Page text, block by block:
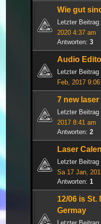
Wie gut
Letzter Beitrag
2020 4:37 am
Antworten: 3
Audio
Letzter Beitrag
Feb, 2017
7 new
Letzter Beitrag
2017 8:41 am
Antworten: 2
Laser
Letzter Beitrag
Sa 17 Jan,
Antworten: 1
12/06 is St.
Germay